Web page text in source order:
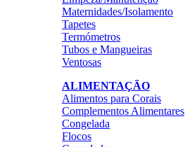
Maternidades/Isolamento
Tapetes
Termómetros
Tubos e Mangueiras
Ventosas
ALIMENTAÇÃO
Alimentos para Corais
Complementos Alimentares
Congelada
Flocos